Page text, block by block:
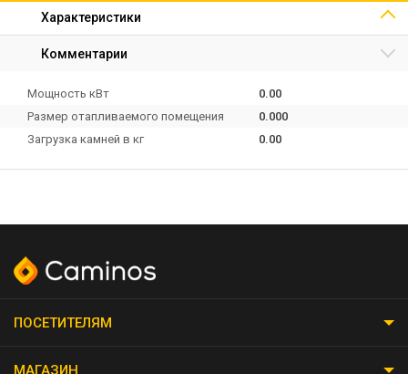
Характеристики
Комментарии
Мощность кВт
0.00
Размер отапливаемого помещения
0.000
Загрузка камней в кг
0.00
ПОСЕТИТЕЛЯМ
МАГАЗИН